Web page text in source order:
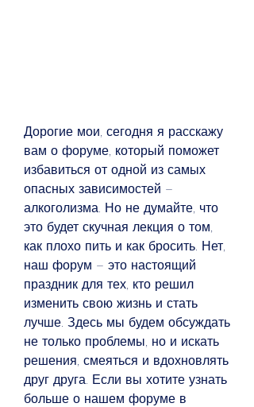
Дорогие мои, сегодня я расскажу
вам о форуме, который поможет
избавиться от одной из самых
опасных зависимостей –
алкоголизма. Но не думайте, что
это будет скучная лекция о том,
как плохо пить и как бросить. Нет,
наш форум – это настоящий
праздник для тех, кто решил
изменить свою жизнь и стать
лучше. Здесь мы будем обсуждать
не только проблемы, но и искать
решения, смеяться и вдохновлять
друг друга. Если вы хотите узнать
больше о нашем форуме в